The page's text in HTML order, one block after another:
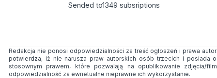
Sended to1349 subsriptions
Redakcja nie ponosi odpowiedzialności za treść ogłoszeń i prawa
potwierdza, iż nie narusza praw autorskich osób trzecich i posiada
stosownym prawem, które pozwalają na opublikowanie zdjęcia/
odpowiedzialność za ewnetualne nieprawne ich wykorzystanie.